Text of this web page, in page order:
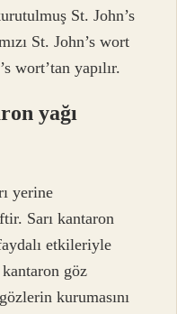
St. John’s
St. John’s wort
wort’tan yapılır.
yağı
yerine
Sarı kantaron
etkileriyle
göz
kurumasını